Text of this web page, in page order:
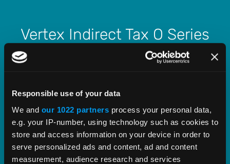
Responsible use of your data
We and our 1022 partners process your personal data,
e.g. your IP-number, using technology such as cookies to
store and access information on your device in order to
serve personalized ads and content, ad and content
measurement, audience research and services
Vertex Indirect Tax O Series
Streamline indirect tax management with deep,